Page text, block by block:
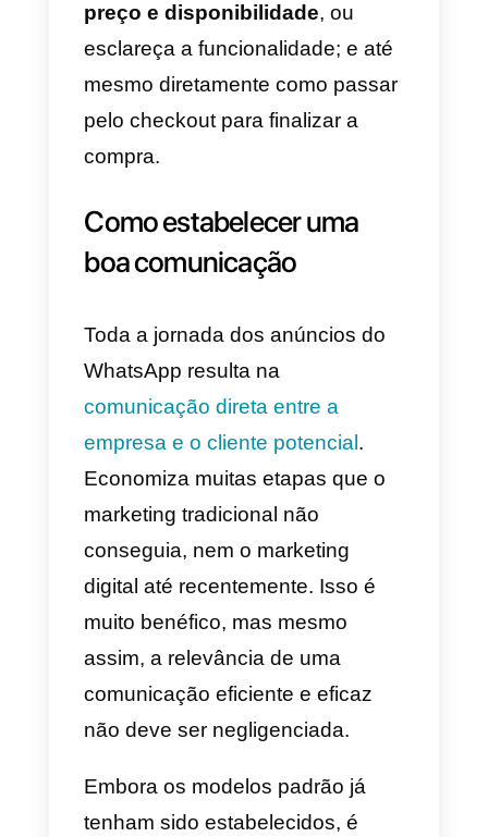
padrão.
14) Mais tarde, você pode criar
modelos de mensagens para
você escolherá uma saudação e
perguntas frequentes.
15) Salve e publique o anúncio.
Considere queFacebook
dará
uma prévia do seu
anúncio em todos os
momentos . Assim, você pode
fazer as correções na hora,
achar melhor.
Como fazer um bom
precisão, design e